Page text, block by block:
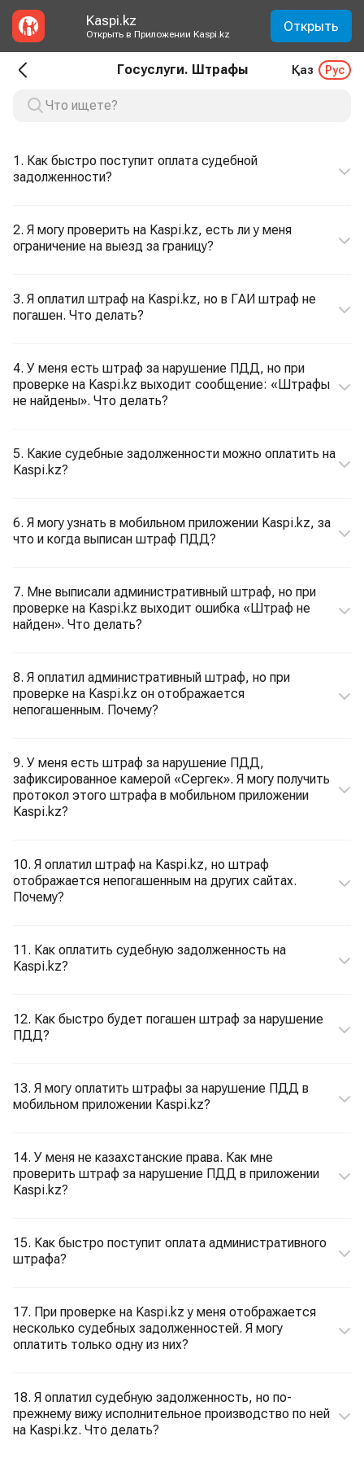
Kaspi.kz
Открыть в Приложении Kaspi.kz Открыть
Госуслуги. Штрафы Қаз Рус
1. Как быстро поступит оплата судебной
задолженности?
2. Я могу проверить на Kaspi.kz, есть ли у меня
ограничение на выезд за границу?
3. Я оплатил штраф на Kaspi.kz, но в ГАИ штраф не
погашен. Что делать?
4. У меня есть штраф за нарушение ПДД, но при
проверке на Kaspi.kz выходит сообщение: «Штрафы
не найдены». Что делать?
5. Какие судебные задолженности можно оплатить на
Kaspi.kz?
6. Я могу узнать в мобильном приложении Kaspi.kz, за
что и когда выписан штраф ПДД?
7. Мне выписали административный штраф, но при
проверке на Kaspi.kz выходит ошибка «Штраф не
найден». Что делать?
8. Я оплатил административный штраф, но при
проверке на Kaspi.kz он отображается
непогашенным. Почему?
9. У меня есть штраф за нарушение ПДД,
зафиксированное камерой «Сергек». Я могу получить
протокол этого штрафа в мобильном приложении
Kaspi.kz?
10. Я оплатил штраф на Kaspi.kz, но штраф
отображается непогашенным на других сайтах.
Почему?
11. Как оплатить судебную задолженность на
Kaspi.kz?
12. Как быстро будет погашен штраф за нарушение
ПДД?
13. Я могу оплатить штрафы за нарушение ПДД в
мобильном приложении Kaspi.kz?
14. У меня не казахстанские права. Как мне
проверить штраф за нарушение ПДД в приложении
Kaspi.kz?
15. Как быстро поступит оплата административного
штрафа?
17. При проверке на Kaspi.kz у меня отображается
несколько судебных задолженностей. Я могу
оплатить только одну из них?
18. Я оплатил судебную задолженность, но по-
прежнему вижу исполнительное производство по ней
на Kaspi.kz. Что делать?